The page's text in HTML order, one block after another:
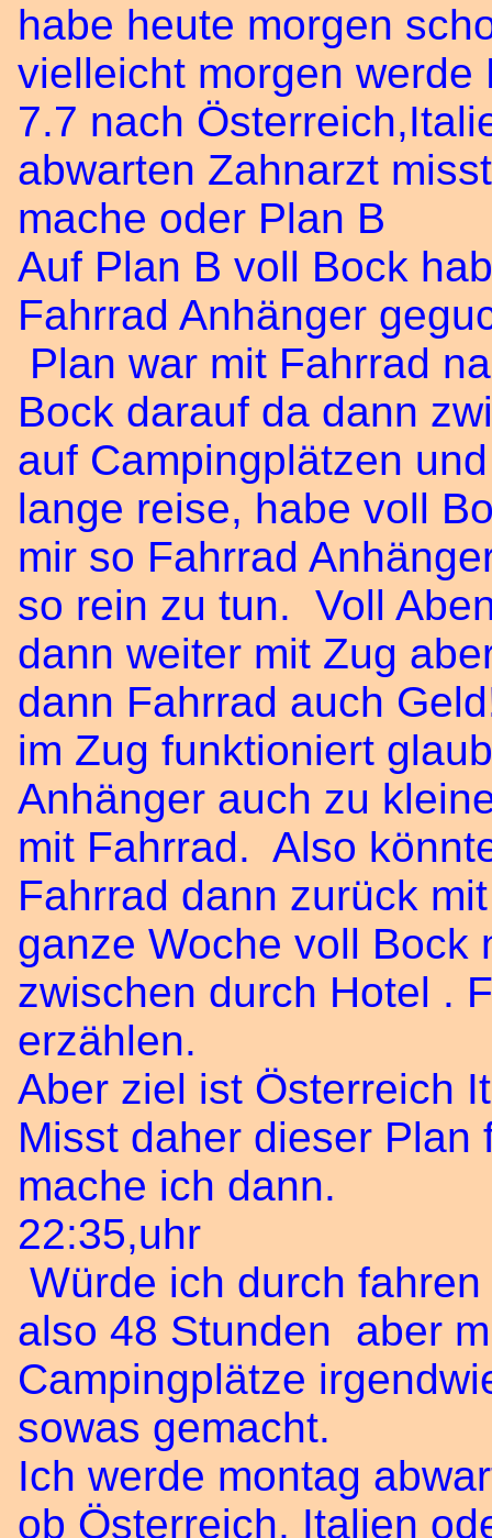
habe heute morgen
vielleicht morgen werde
7.7 nach
abwarten Zahnarzt
mache oder Plan B
Auf Plan B voll Bock
Fahrrad Anhänger
Plan war mit Fahrrad
Bock darauf da dann
auf Campingplätzen
lange reise, habe voll
mir so Fahrrad
so rein zu tun. Voll
dann weiter mit Zug
dann Fahrrad auch
im Zug funktioniert
Anhänger auch zu
mit Fahrrad. Also
Fahrrad dann zurück
ganze Woche voll Bock
zwischen durch Hotel .
erzählen.
Aber ziel ist Österreich
Misst daher dieser Plan
mache ich dann.
22:35,uhr
Würde ich durch
also 48 Stunden aber
Campingplätze
sowas gemacht.
Ich werde montag
ob Österreich, Italien